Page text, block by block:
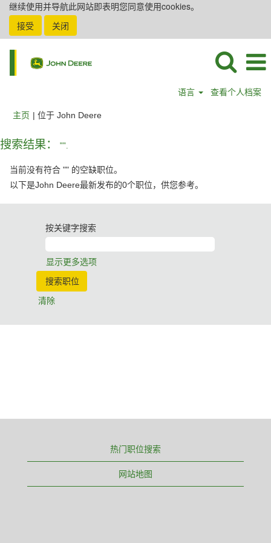
继续使用并导航此网站即表明您同意使用cookies。
接受
关闭
语言 查看个人档案
主页 | 位于 John Deere（当
搜索结果： "".
当前没有符合 "" 的空缺职位。
以下是John Deere最新发布的0个职位，供您参考。
按关键字搜索
显示更多选项
清除
热门职位搜索
网站地图